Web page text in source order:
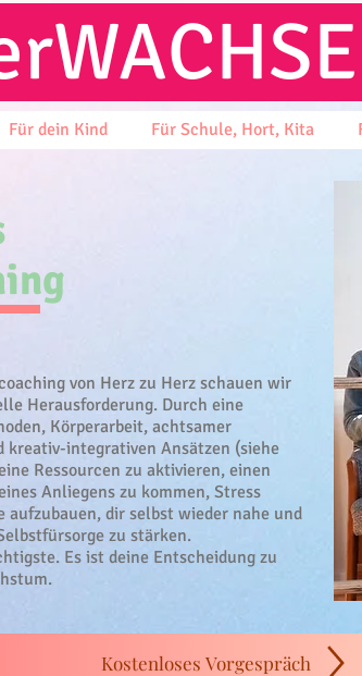
Für dein Kind Für Schule, Hort, Kita
von Herz zu Herz schauen wir
Herausforderung. Durch eine
Körperarbeit, achtsamer
kreativ-integrativen Ansätzen (siehe
Ressourcen zu aktivieren, einen
Anliegens zu kommen, Stress
dir selbst wieder nahe und
zu stärken.
Es ist deine Entscheidung zu
Kostenloses Vorgespräch